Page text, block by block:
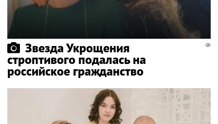
Звезда Укрощения
строптивого подалась на
российское гражданство